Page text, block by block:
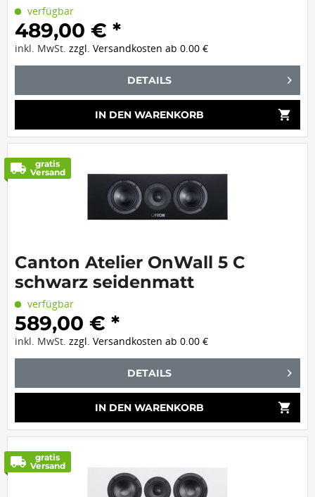
verfügbar
489,00 € *
inkl. MwSt.zzgl. Versandkosten ab 0.00 €
DETAILS
IN DEN WARENKORB shopping_cart
local_shipping
gratis
Versand
Canton Atelier OnWall 5 C
schwarz seidenmatt
verfügbar
589,00 € *
inkl. MwSt.zzgl. Versandkosten ab 0.00 €
DETAILS
IN DEN WARENKORB shopping_cart
local_shipping
gratis
Versand